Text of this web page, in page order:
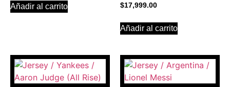
Añadir al carrito $17,999.00
Añadir al carrito